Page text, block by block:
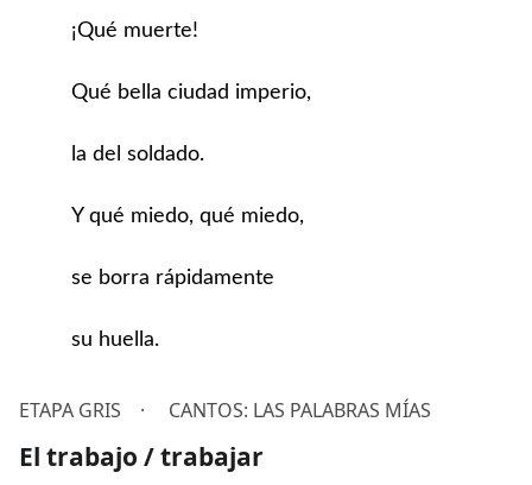
¡Qué muerte!
Qué bella ciudad imperio,
la del soldado.
Y qué miedo, qué miedo,
se borra rápidamente
su huella.
ETAPA GRIS CANTOS: LAS PALABRAS MÍAS
El trabajo / trabajar